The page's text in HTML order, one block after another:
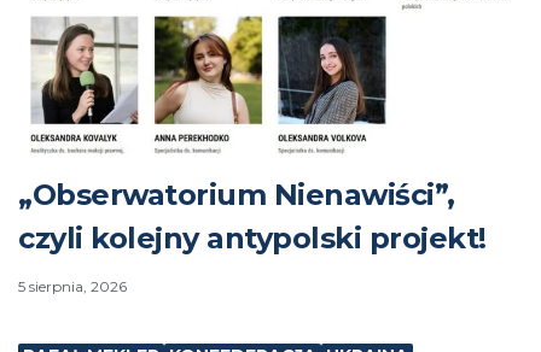
„Obserwatorium Nienawiści”,
czyli kolejny antypolski projekt!
5 sierpnia, 2026